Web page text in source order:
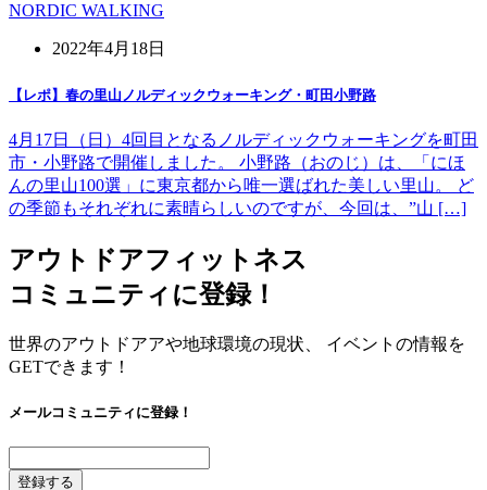
NORDIC WALKING
2022年4月18日
【レポ】春の里山ノルディックウォーキング・町田小野路
4月17日（日）4回目となるノルディックウォーキングを町田
市・小野路で開催しました。 小野路（おのじ）は、「にほ
んの里山100選」に東京都から唯一選ばれた美しい里山。 ど
の季節もそれぞれに素晴らしいのですが、今回は、”山 […]
アウトドアフィットネス
コミュニティに登録！
世界のアウトドアアや地球環境の現状、 イベントの情報を
GETできます！
メールコミュニティに登録！